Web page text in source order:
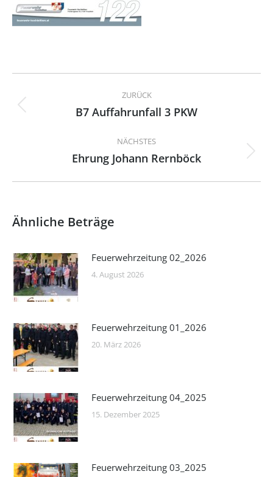
Kommentarnavigation
ZURÜCK
Vorheriger
B7 Auffahrunfall 3 PKW
NÄCHSTES
Nächster
Ehrung Johann Rernböck
Ähnliche Beträge
Feuerwehrzeitung 02_2026
4. August 2026
Feuerwehrzeitung 01_2026
20. März 2026
Feuerwehrzeitung 04_2025
15. Dezember 2025
Feuerwehrzeitung 03_2025